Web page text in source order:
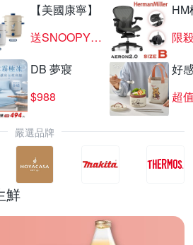
【美國康寧】
送SNOOPY匙筷組
HM
限
DB 夢寢
$988
好
超
嚴選品牌
鮮